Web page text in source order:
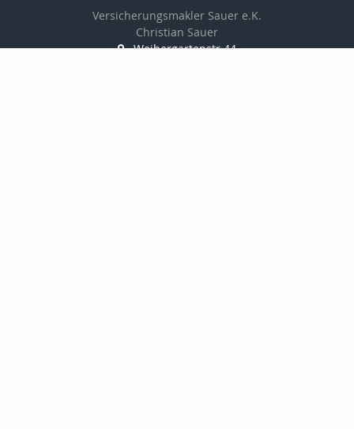
Versicherungsmakler Sauer e.K.
Christian Sauer
Weihergartenstr.44